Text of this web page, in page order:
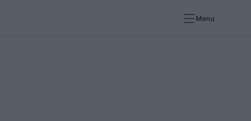
Menu